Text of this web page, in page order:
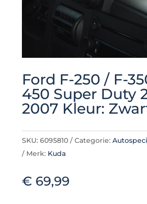
Ford F-250 / F-
450 Super Duty
2007 Kleur:
SKU: 6095810 Categorie:
Merk: Kuda
€ 69,99